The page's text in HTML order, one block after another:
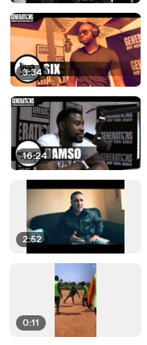
3:34
16:24
2:52
0:11